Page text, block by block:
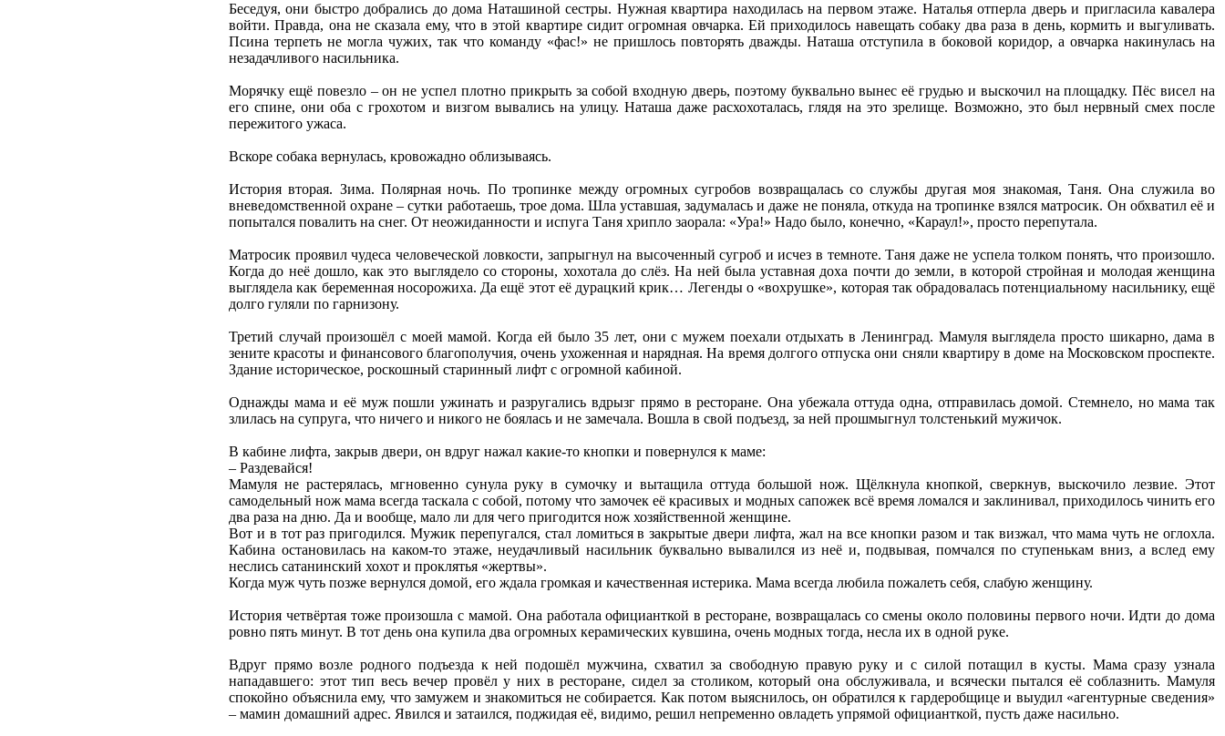
Беседуя, они быстро добрались до дома Наташиной сестры. Нужная квартира находилась на первом этаже. Наталья отперла дверь и пригласила кавалера
войти. Правда, она не сказала ему, что в этой квартире сидит огромная овчарка. Ей приходилось навещать собаку два раза в день, кормить и выгуливать.
Псина терпеть не могла чужих, так что команду «фас!» не пришлось повторять дважды. Наташа отступила в боковой коридор, а овчарка накинулась на
незадачливого насильника.
Морячку ещё повезло – он не успел плотно прикрыть за собой входную дверь, поэтому буквально вынес её грудью и выскочил на площадку. Пёс висел на
его спине, они оба с грохотом и визгом вывались на улицу. Наташа даже расхохоталась, глядя на это зрелище. Возможно, это был нервный смех после
пережитого ужаса.
Вскоре собака вернулась, кровожадно облизываясь.
История вторая. Зима. Полярная ночь. По тропинке между огромных сугробов возвращалась со службы другая моя знакомая, Таня. Она служила во
вневедомственной охране – сутки работаешь, трое дома. Шла уставшая, задумалась и даже не поняла, откуда на тропинке взялся матросик. Он обхватил её и
попытался повалить на снег. От неожиданности и испуга Таня хрипло заорала: «Ура!» Надо было, конечно, «Караул!», просто перепутала.
Матросик проявил чудеса человеческой ловкости, запрыгнул на высоченный сугроб и исчез в темноте. Таня даже не успела толком понять, что произошло.
Когда до неё дошло, как это выглядело со стороны, хохотала до слёз. На ней была уставная доха почти до земли, в которой стройная и молодая женщина
выглядела как беременная носорожиха. Да ещё этот её дурацкий крик… Легенды о «вохрушке», которая так обрадовалась потенциальному насильнику, ещё
долго гуляли по гарнизону.
Третий случай произошёл с моей мамой. Когда ей было 35 лет, они с мужем поехали отдыхать в Ленинград. Мамуля выглядела просто шикарно, дама в
зените красоты и финансового благополучия, очень ухоженная и нарядная. На время долгого отпуска они сняли квартиру в доме на Московском проспекте.
Здание историческое, роскошный старинный лифт с огромной кабиной.
Однажды мама и её муж пошли ужинать и разругались вдрызг прямо в ресторане. Она убежала оттуда одна, отправилась домой. Стемнело, но мама так
злилась на супруга, что ничего и никого не боялась и не замечала. Вошла в свой подъезд, за ней прошмыгнул толстенький мужичок.
В кабине лифта, закрыв двери, он вдруг нажал какие-то кнопки и повернулся к маме:
– Раздевайся!
Мамуля не растерялась, мгновенно сунула руку в сумочку и вытащила оттуда большой нож. Щёлкнула кнопкой, сверкнув, выскочило лезвие. Этот
самодельный нож мама всегда таскала с собой, потому что замочек её красивых и модных сапожек всё время ломался и заклинивал, приходилось чинить его
два раза на дню. Да и вообще, мало ли для чего пригодится нож хозяйственной женщине.
Вот и в тот раз пригодился. Мужик перепугался, стал ломиться в закрытые двери лифта, жал на все кнопки разом и так визжал, что мама чуть не оглохла.
Кабина остановилась на каком-то этаже, неудачливый насильник буквально вывалился из неё и, подвывая, помчался по ступенькам вниз, а вслед ему
неслись сатанинский хохот и проклятья «жертвы».
Когда муж чуть позже вернулся домой, его ждала громкая и качественная истерика. Мама всегда любила пожалеть себя, слабую женщину.
История четвёртая тоже произошла с мамой. Она работала официанткой в ресторане, возвращалась со смены около половины первого ночи. Идти до дома
ровно пять минут. В тот день она купила два огромных керамических кувшина, очень модных тогда, несла их в одной руке.
Вдруг прямо возле родного подъезда к ней подошёл мужчина, схватил за свободную правую руку и с силой потащил в кусты. Мама сразу узнала
нападавшего: этот тип весь вечер провёл у них в ресторане, сидел за столиком, который она обслуживала, и всячески пытался её соблазнить. Мамуля
спокойно объяснила ему, что замужем и знакомиться не собирается. Как потом выяснилось, он обратился к гардеробщице и выудил «агентурные сведения»
– мамин домашний адрес. Явился и затаился, поджидая её, видимо, решил непременно овладеть упрямой официанткой, пусть даже насильно.